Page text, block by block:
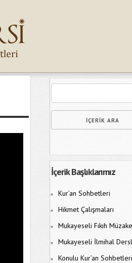
İçerik Başlıklarımız
Kur’an Sohbetleri
Hikmet Çalışmaları
Mukayeseli Fıkıh
Mukayeseli İlmihal
Konulu Kur’an Sohbetleri